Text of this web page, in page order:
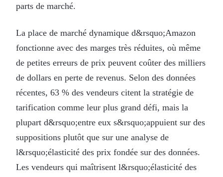
parts de marché.
La place de marché dynamique d&rsquo;Amazon
fonctionne avec des marges très réduites, où même
de petites erreurs de prix peuvent coûter des milliers
de dollars en perte de revenus. Selon des données
récentes, 63 % des vendeurs citent la stratégie de
tarification comme leur plus grand défi, mais la
plupart d&rsquo;entre eux s&rsquo;appuient sur des
suppositions plutôt que sur une analyse de
l&rsquo;élasticité des prix fondée sur des données.
Les vendeurs qui maîtrisent l&rsquo;élasticité des